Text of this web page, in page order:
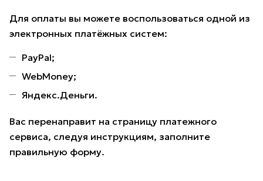
Для оплаты вы можете воспользоваться одной из
электронных платёжных систем:
PayPal;
WebMoney;
Яндекс.Деньги.
Вас перенаправит на страницу платежного
сервиса, следуя инструкциям, заполните
правильную форму.